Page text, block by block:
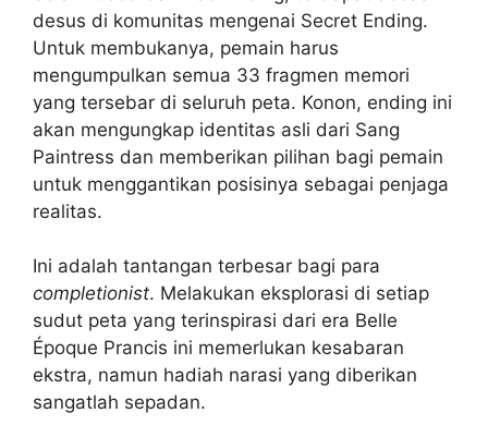
desus di komunitas mengenai Secret Ending.
Untuk membukanya, pemain harus
mengumpulkan semua 33 fragmen memori
yang tersebar di seluruh peta. Konon, ending ini
akan mengungkap identitas asli dari Sang
Paintress dan memberikan pilihan bagi pemain
untuk menggantikan posisinya sebagai penjaga
realitas.
Ini adalah tantangan terbesar bagi para
completionist. Melakukan eksplorasi di setiap
sudut peta yang terinspirasi dari era Belle
Époque Prancis ini memerlukan kesabaran
ekstra, namun hadiah narasi yang diberikan
sangatlah sepadan.